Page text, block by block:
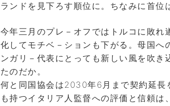
ランドを見下ろす順位に。ちなみに首位
今年三月のプレ－オフではトルコに敗れ
化してモチベ－ションも下がる。母国へ
ンガリ－代表にとっても新しい風を吹き
たのだか。
何と同国協会は2030年6月まで契約延長
も持つイタリア人監督への評価と信頼は